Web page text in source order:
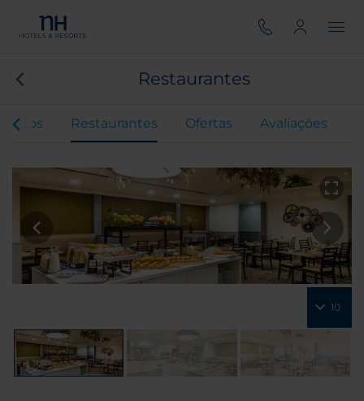
Restaurantes
Restaurantes Ofertas Avaliações
10